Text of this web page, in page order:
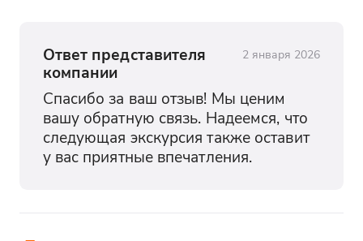
Ответ представителя
компании
2 января 2026
Спасибо за ваш отзыв! Мы ценим
вашу обратную связь. Надеемся, что
следующая экскурсия также оставит
у вас приятные впечатления.